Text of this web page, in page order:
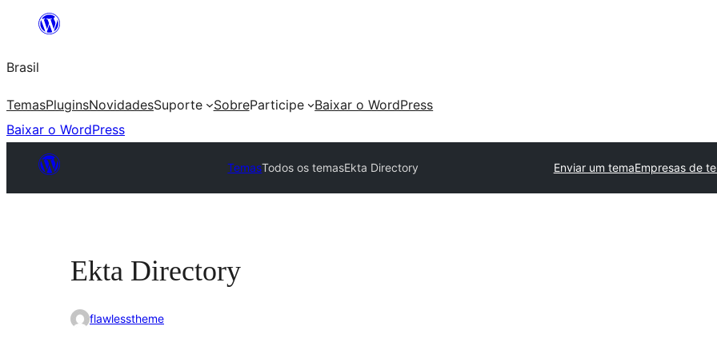
o
conteúdo
Brasil
TemasPluginsNovidadesSuporte SobreParticipe
Baixar o WordPress
Baixar o WordPress
TemasTodos os temasEkta Directory Enviar um temaEmpresas de
Ekta Directory
flawlesstheme